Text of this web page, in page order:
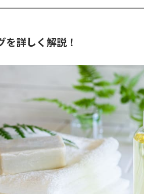
を詳しく解説！